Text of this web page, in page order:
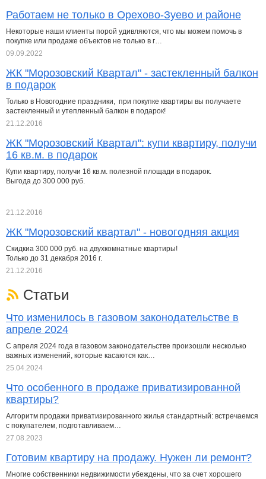
Работаем не только в Орехово-Зуево и районе
Некоторые наши клиенты порой удивляются, что мы можем помочь в
покупке или продаже объектов не только в г…
09.09.2022
ЖК "Морозовский Квартал" - застекленный балкон
в подарок
Только в Новогодние праздники, при покупке квартиры вы получаете
застекленный и утепленный балкон в подарок!
21.12.2016
ЖК "Морозовский Квартал": купи квартиру, получи
16 кв.м. в подарок
Купи квартиру, получи 16 кв.м. полезной площади в подарок.
Выгода до 300 000 руб.
21.12.2016
ЖК "Морозовский квартал" - новогодняя акция
Скидкиа 300 000 руб. на двухкомнатные квартиры!
Только до 31 декабря 2016 г.
21.12.2016
Статьи
Что изменилось в газовом законодательстве в
апреле 2024
С апреля 2024 года в газовом законодательстве произошли несколько
важных изменений, которые касаются как…
25.04.2024
Что особенного в продаже приватизированной
квартиры?
Алгоритм продажи приватизированного жилья стандартный: встречаемся
с покупателем, подготавливаем…
27.08.2023
Готовим квартиру на продажу. Нужен ли ремонт?
Многие собственники недвижимости убеждены, что за счет хорошего